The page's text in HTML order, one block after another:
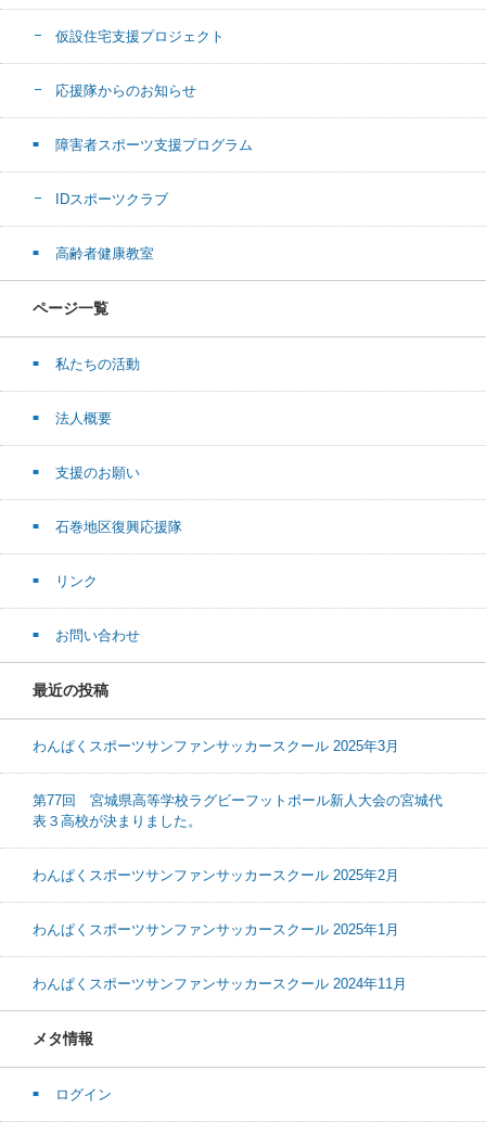
仮設住宅支援プロジェクト
応援隊からのお知らせ
障害者スポーツ支援プログラム
IDスポーツクラブ
高齢者健康教室
ページ一覧
私たちの活動
法人概要
支援のお願い
石巻地区復興応援隊
リンク
お問い合わせ
最近の投稿
わんぱくスポーツサンファンサッカースクール 2025年3月
第77回 宮城県高等学校ラグビーフットボール新人大会の宮城代
表３高校が決まりました。
わんぱくスポーツサンファンサッカースクール 2025年2月
わんぱくスポーツサンファンサッカースクール 2025年1月
わんぱくスポーツサンファンサッカースクール 2024年11月
メタ情報
ログイン